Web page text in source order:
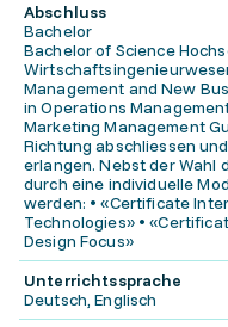
Abschluss
Bachelor
Bachelor of Science
Management and New
in Operations
Marketing Management
Richtung abschliessen
erlangen. Nebst der Wahl
durch eine individuelle
werden: • «Certificate
Technologies» •
Design Focus»
Unterrichtssprache
Deutsch, Englisch